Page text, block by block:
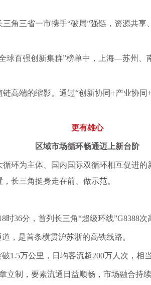
三角三省一市携手“破局”强链，资源共
球百强创新集群”榜单中，上海—苏州
高端的缩影。通过“创新协同+产业协同
更有雄心
区域市场循环畅通迈上新台阶
环为主体、国内国际双循环相互促进
长三角挺身走在前、做示范。
36分，首列长三角“超级环线”G8388次
，是首条横贯沪苏浙的高铁线路。
1.5万公里，日均客流超200万人次，相
立制，要素流通日益顺畅，市场融合持续